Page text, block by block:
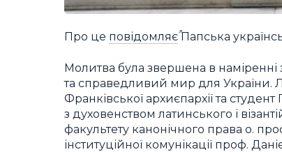
Про це повідомляєПапська
Молитва була звершена в наміренні
та справедливий мир для України.
Франківської архиєпархії та
з духовенством латинського і
факультету канонічного права о.
інституційної комунікації проф.